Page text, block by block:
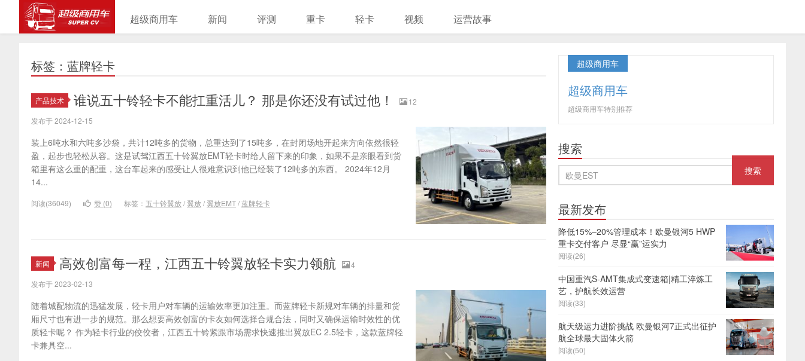
超级商用车 新闻 评测 重卡 轻卡 视频 运营故事
标签：蓝牌轻卡
产品技术 谁说五十铃轻卡不能扛重活儿？ 那是你还没有试过他！
12
发布于 2024-12-15
装上6吨水和六吨多沙袋，共计12吨多的货物，总重达到了15吨多，在封闭场地开起来方向依然很轻
盈，起步也轻松从容。这是试驾江西五十铃翼放EMT轻卡时给人留下来的印象，如果不是亲眼看到货
箱里有这么重的配重，这台车起来的感受让人很难意识到他已经装了12吨多的东西。 2024年12月
14...
阅读(36049) 赞 (0) 标签： 五十铃翼放/ 翼放/ 翼放EMT/蓝牌轻卡
新闻 高效创富每一程，江西五十铃翼放轻卡实力领航
4
发布于 2023-02-13
随着城配物流的迅猛发展，轻卡用户对车辆的运输效率更加注重。而蓝牌轻卡新规对车辆的排量和货
厢尺寸也有进一步的规范。那么想要高效创富的卡友如何选择合规合法，同时又确保运输时效性的优
质轻卡呢？ 作为轻卡行业的佼佼者，江西五十铃紧跟市场需求快速推出翼放EC 2.5轻卡，这款蓝牌轻
卡兼具空...
超级商用车
超级商用车
超级商用车特别推荐
搜索
最新发布
降低15%–20%管理成本！欧曼银河5 HWP
重卡交付客户 尽显“赢”运实力
阅读(26)
中国重汽S-AMT集成式变速箱|精工淬炼工
艺，护航长效运营
阅读(33)
航天级运力进阶挑战 欧曼银河7正式出征护
航全球最大固体火箭
阅读(50)